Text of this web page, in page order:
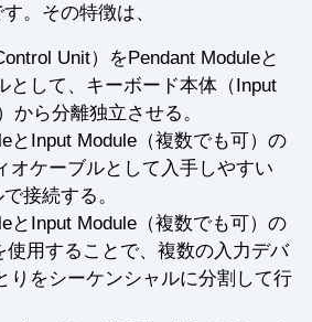
す。その特徴は、
Unit）をPendant Moduleと
として、キーボード本体（Input
から分離独立させる。
とInput Module（複数でも可）の
オケーブルとして入手しやすい
接続する。
とInput Module（複数でも可）の
使用することで、複数の入力デバ
りをシーケンシャルに分割して行